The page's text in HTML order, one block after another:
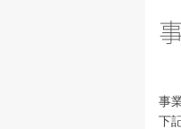
事
下